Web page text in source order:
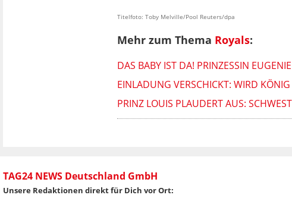
Titelfoto: Toby Melville/Pool Reuters/dpa
Mehr zum Thema Royals:
DAS BABY IST DA! PRINZESSIN
EINLADUNG VERSCHICKT: WIRD
PRINZ LOUIS PLAUDERT AUS:
TAG24 NEWS Deutschland GmbH
Unsere Redaktionen direkt für Dich vor Ort: